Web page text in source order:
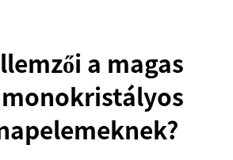
a magas